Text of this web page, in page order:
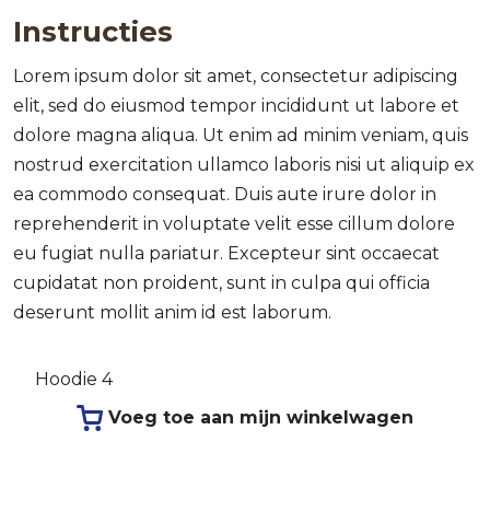
Instructies
Lorem ipsum dolor sit amet, consectetur adipiscing
elit, sed do eiusmod tempor incididunt ut labore et
dolore magna aliqua. Ut enim ad minim veniam, quis
nostrud exercitation ullamco laboris nisi ut aliquip ex
ea commodo consequat. Duis aute irure dolor in
reprehenderit in voluptate velit esse cillum dolore
eu fugiat nulla pariatur. Excepteur sint occaecat
cupidatat non proident, sunt in culpa qui officia
deserunt mollit anim id est laborum.
Hoodie 4
Voeg toe aan mijn winkelwagen